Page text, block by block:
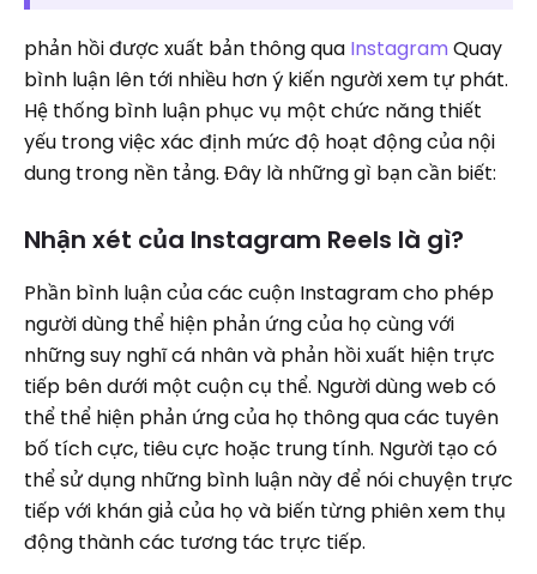
phản hồi được xuất bản thông qua Instagram Quay
bình luận lên tới nhiều hơn ý kiến ​​người xem tự phát.
Hệ thống bình luận phục vụ một chức năng thiết
yếu trong việc xác định mức độ hoạt động của nội
dung trong nền tảng. Đây là những gì bạn cần biết:
Nhận xét của Instagram Reels là gì?
Phần bình luận của các cuộn Instagram cho phép
người dùng thể hiện phản ứng của họ cùng với
những suy nghĩ cá nhân và phản hồi xuất hiện trực
tiếp bên dưới một cuộn cụ thể. Người dùng web có
thể thể hiện phản ứng của họ thông qua các tuyên
bố tích cực, tiêu cực hoặc trung tính. Người tạo có
thể sử dụng những bình luận này để nói chuyện trực
tiếp với khán giả của họ và biến từng phiên xem thụ
động thành các tương tác trực tiếp.